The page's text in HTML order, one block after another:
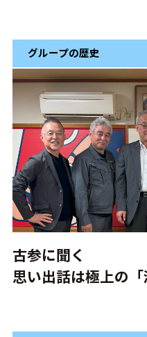
グループの歴史
古参に聞く
思い出話は極上の「